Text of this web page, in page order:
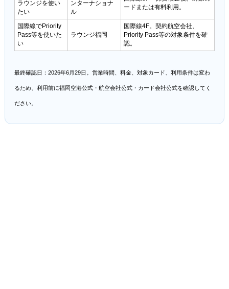
ラウンジを使い
たい
ンターナショナ
ル
ードまたは有料利用。
国際線でPriority
Pass等を使いた
い
ラウンジ福岡
国際線4F。契約航空会社、
Priority Pass等の対象条件を確
認。
最終確認日：2026年6月29日。営業時間、料金、対象カード、利用条件は変わ
るため、利用前に福岡空港公式・航空会社公式・カード会社公式を確認してく
ださい。